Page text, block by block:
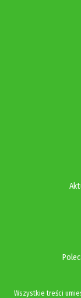
Wszystkie treści